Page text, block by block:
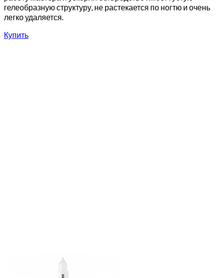
гелеобразную структуру, не растекается по ногтю и очень
легко удаляется.
Купить